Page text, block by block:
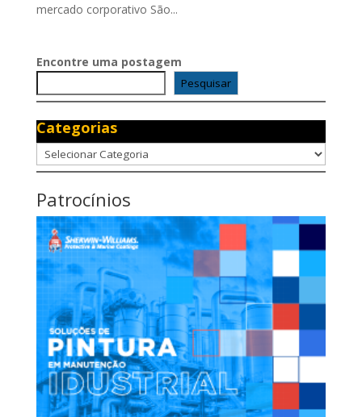
mercado corporativo São...
Encontre uma postagem
Pesquisar
Categorias
Categorias
Patrocínios